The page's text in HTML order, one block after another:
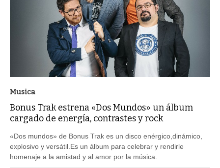
Musica
Bonus Trak estrena «Dos Mundos» un álbum
cargado de energía, contrastes y rock
«Dos mundos» de Bonus Trak es un disco enérgico,dinámico,
explosivo y versátil.Es un álbum para celebrar y rendirle
homenaje a la amistad y al amor por la música.